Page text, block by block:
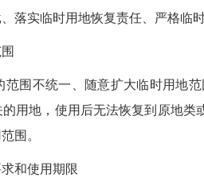
落实临时用地恢复责任、严格临
不统一、随意扩大临时用地范
用地，使用后无法恢复到原地
围。
和使用期限